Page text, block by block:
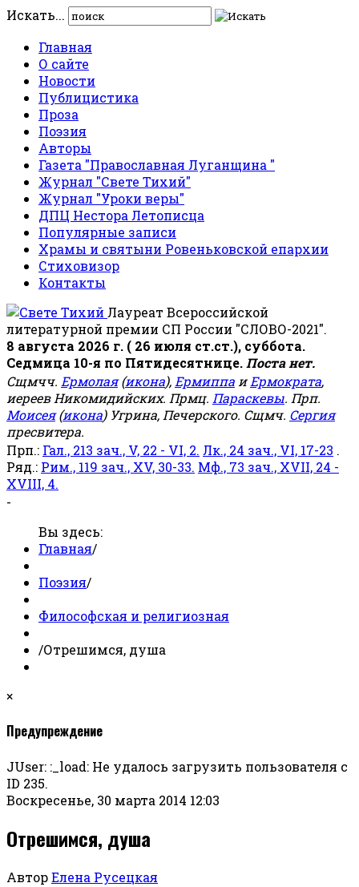
Искать...
Главная
О сайте
Новости
Публицистика
Проза
Поэзия
Авторы
Газета "Православная Луганщина "
Журнал "Свете Тихий"
Журнал "Уроки веры"
ДПЦ Нестора Летописца
Популярные записи
Храмы и святыни Ровеньковской епархии
Стиховизор
Контакты
Лауреат Всероссийской
литературной премии СП России "СЛОВО-2021".
8 августа 2026 г. ( 26 июля ст.ст.), суббота.
Седмица 10-я по Пятидесятнице. Поста нет.
Сщмчч. Ермолая(икона), Ермиппа иЕрмократа,
иереев Никомидийских. Прмц. Параскевы. Прп.
Моисея(икона) Угрина, Печерского. Сщмч. Сергия
пресвитера.
Прп.: Гал., 213 зач., V, 22 - VI, 2. Лк., 24 зач., VI, 17-23 .
Ряд.: Рим., 119 зач., XV, 30-33. Мф., 73 зач., XVII, 24 -
XVIII, 4.
-
Вы здесь:
Главная/
Поэзия/
Философская и религиозная
/Отрешимся, душа
×
Предупреждение
JUser: :_load: Не удалось загрузить пользователя с
ID 235.
Воскресенье, 30 марта 2014 12:03
Отрешимся, душа
АвторЕлена Русецкая